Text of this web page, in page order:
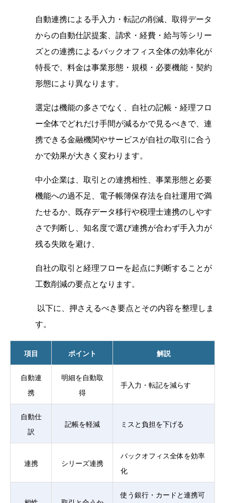
自動連携による手入力・転記の削減、取得データ
からの自動仕訳提案、請求・経費・給与等シリー
ズとの連携によるバックオフィス全体の効率化が
特長で、料金は事業形態・規模・必要機能・契約
形態により異なります。
選定は機能の多さでなく、自社の記帳・経理フロ
ー全体でどれだけ手間が減るかで見るべきで、連
携できる金融機関やサービスが自社の取引に合う
かで効果が大きく変わります。
中小企業は、取引との連携相性、事業形態と必要
機能への過不足、電子帳簿保存法を自社運用で満
たせるか、既存データ移行や税理士連携のしやす
さで判断し、知名度で選び連携が合わず手入力が
残る失敗を避け、
自社の取引と経理フローを起点に判断することが
工数削減の要点となります。
以下に、押さえるべき要点とその内容を整理しま
す。
項目 ポイント 解説
自動連
携
明細を自動取
得
手入力・転記を減らす
自動仕
訳
記帳を軽減 ミスと負担を下げる
連携 シリーズ連携
バックオフィス全体を効率
化
使う銀行・カードと連携可